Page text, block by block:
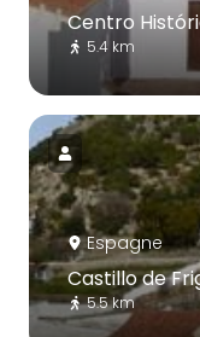
Centro
5.4 km
Espagne
Castillo de
5.5 km